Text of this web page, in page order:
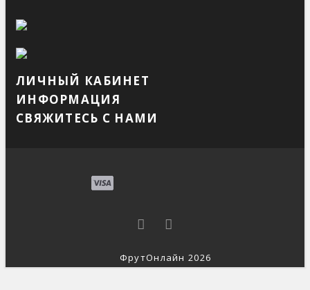
ЛИЧНЫЙ КАБИНЕТ
ИНФОРМАЦИЯ
СВЯЖИТЕСЬ С НАМИ
ФрутОнлайн 2026